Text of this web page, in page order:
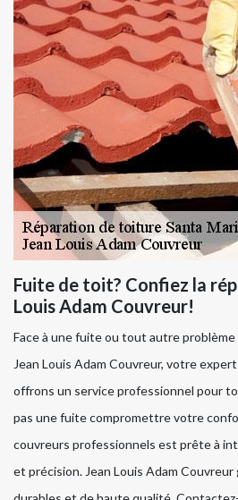
Fuite de toit? Confiez la
Louis Adam Couvreur!
Face à une fuite ou tout autre
Jean Louis Adam Couvreur, votre
offrons un service professionnel pour
pas une fuite compromettre votre
couvreurs professionnels est prête à
et précision. Jean Louis Adam